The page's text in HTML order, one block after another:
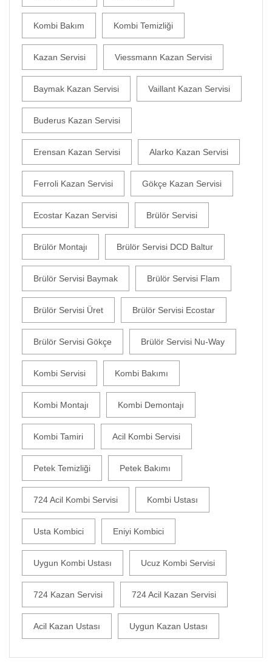
Kombi Bakım Kombi Temizliği
Kazan Servisi Viessmann Kazan Servisi
Baymak Kazan Servisi Vaillant Kazan Servisi
Buderus Kazan Servisi
Erensan Kazan Servisi Alarko Kazan Servisi
Ferroli Kazan Servisi Gökçe Kazan Servisi
Ecostar Kazan Servisi Brülör Servisi
Brülör Montajı Brülör Servisi DCD Baltur
Brülör Servisi Baymak Brülör Servisi Flam
Brülör Servisi Üret Brülör Servisi Ecostar
Brülör Servisi Gökçe Brülör Servisi Nu-Way
Kombi Servisi Kombi Bakımı
Kombi Montajı Kombi Demontajı
Kombi Tamiri Acil Kombi Servisi
Petek Temizliği Petek Bakımı
724 Acil Kombi Servisi Kombi Ustası
Usta Kombici Eniyi Kombici
Uygun Kombi Ustası Ucuz Kombi Servisi
724 Kazan Servisi 724 Acil Kazan Servisi
Acil Kazan Ustası Uygun Kazan Ustası